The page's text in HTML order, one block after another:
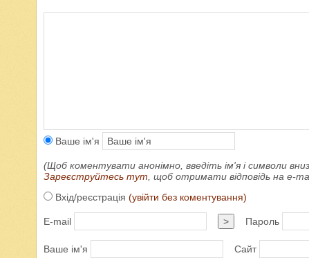
Ваше ім'я
(Щоб коментувати анонімно, введіть ім'я і символи
Зареєструйтесь тут, щоб отримати відповідь на e-
Вхід/реєстрація (увійти без коментування)
E-mail > Пароль
Ваше ім'я Сайт